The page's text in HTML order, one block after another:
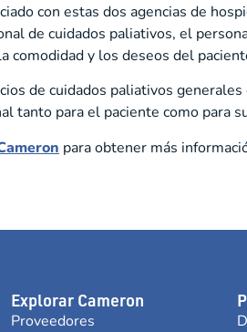
con estas dos agencias de
de cuidados paliativos, el
comodidad y los deseos del
de cuidados paliativos
tanto para el paciente como para
para obtener más
Explorar Cameron
Proveedores